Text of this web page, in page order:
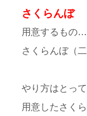
さくらんぼ
用意するもの…
さくらんぼ（
やり方はとっ
用意したさく